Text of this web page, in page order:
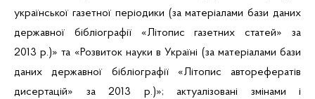
української газетної періодики (за матеріалами бази даних
державної бібліографії «Літопис газетних статей» за
2013 р.)» та «Розвиток науки в Україні (за матеріалами бази
даних державної бібліографії «Літопис авторефератів
дисертацій» за 2013 р.)»; актуалізовані змінами і